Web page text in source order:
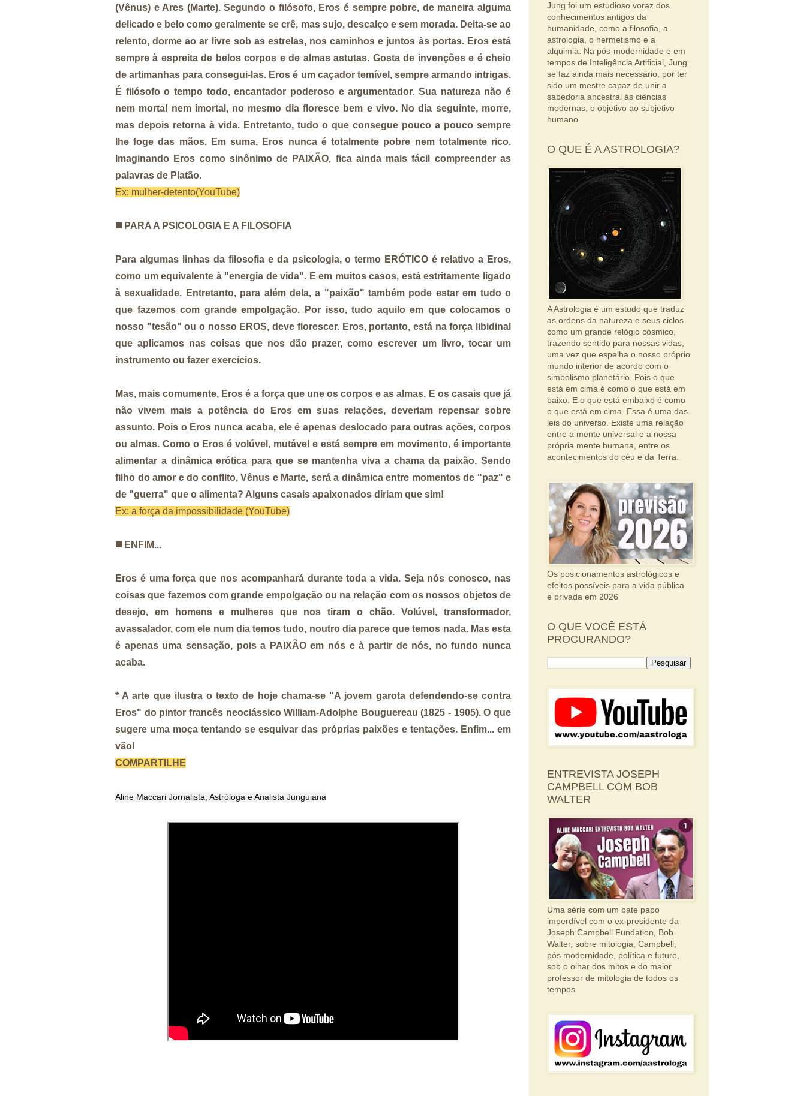
(Vênus) e Ares (Marte). Segundo o filósofo, Eros é sempre pobre, de maneira alguma
delicado e belo como geralmente se crê, mas sujo, descalço e sem morada. Deita-se ao
relento, dorme ao ar livre sob as estrelas, nos caminhos e juntos às portas. Eros está
sempre à espreita de belos corpos e de almas astutas. Gosta de invenções e é cheio
de artimanhas para consegui-las. Eros é um caçador temível, sempre armando intrigas.
É filósofo o tempo todo, encantador poderoso e argumentador. Sua natureza não é
nem mortal nem imortal, no mesmo dia floresce bem e vivo. No dia seguinte, morre,
mas depois retorna à vida. Entretanto, tudo o que consegue pouco a pouco sempre
lhe foge das mãos. Em suma, Eros nunca é totalmente pobre nem totalmente rico.
Imaginando Eros como sinônimo de PAIXÃO, fica ainda mais fácil compreender as
palavras de Platão.
Ex: mulher-detento(YouTube)
◼️ PARA A PSICOLOGIA E A FILOSOFIA
Para algumas linhas da filosofia e da psicologia, o termo ERÓTICO é relativo a Eros,
como um equivalente à "energia de vida". E em muitos casos, está estritamente ligado
à sexualidade. Entretanto, para além dela, a "paixão" também pode estar em tudo o
que fazemos com grande empolgação. Por isso, tudo aquilo em que colocamos o
nosso "tesão" ou o nosso EROS, deve florescer. Eros, portanto, está na força libidinal
que aplicamos nas coisas que nos dão prazer, como escrever um livro, tocar um
instrumento ou fazer exercícios.
Mas, mais comumente, Eros é a força que une os corpos e as almas. E os casais que já
não vivem mais a potência do Eros em suas relações, deveriam repensar sobre
assunto. Pois o Eros nunca acaba, ele é apenas deslocado para outras ações, corpos
ou almas. Como o Eros é volúvel, mutável e está sempre em movimento, é importante
alimentar a dinâmica erótica para que se mantenha viva a chama da paixão. Sendo
filho do amor e do conflito, Vênus e Marte, será a dinâmica entre momentos de "paz" e
de "guerra" que o alimenta? Alguns casais apaixonados diriam que sim!
Ex: a força da impossibilidade (YouTube)
◼️ ENFIM...
Eros é uma força que nos acompanhará durante toda a vida. Seja nós conosco, nas
coisas que fazemos com grande empolgação ou na relação com os nossos objetos de
desejo, em homens e mulheres que nos tiram o chão. Volúvel, transformador,
avassalador, com ele num dia temos tudo, noutro dia parece que temos nada. Mas esta
é apenas uma sensação, pois a PAIXÃO em nós e à partir de nós, no fundo nunca
acaba.
* A arte que ilustra o texto de hoje chama-se "A jovem garota defendendo-se contra
Eros" do pintor francês neoclássico William-Adolphe Bouguereau (1825 - 1905). O que
sugere uma moça tentando se esquivar das próprias paixões e tentações. Enfim... em
vão!
COMPARTILHE
Aline Maccari Jornalista, Astróloga e Analista Junguiana
Jung foi um estudioso voraz dos
conhecimentos antigos da
humanidade, como a filosofia, a
astrologia, o hermetismo e a
alquimia. Na pós-modernidade e em
tempos de Inteligência Artificial, Jung
se faz ainda mais necessário, por ter
sido um mestre capaz de unir a
sabedoria ancestral às ciências
modernas, o objetivo ao subjetivo
humano.
O QUE É A ASTROLOGIA?
A Astrologia é um estudo que traduz
as ordens da natureza e seus ciclos
como um grande relógio cósmico,
trazendo sentido para nossas vidas,
uma vez que espelha o nosso próprio
mundo interior de acordo com o
simbolismo planetário. Pois o que
está em cima é como o que está em
baixo. E o que está embaixo é como
o que está em cima. Essa é uma das
leis do universo. Existe uma relação
entre a mente universal e a nossa
própria mente humana, entre os
acontecimentos do céu e da Terra.
Os posicionamentos astrológicos e
efeitos possíveis para a vida pública
e privada em 2026
O QUE VOCÊ ESTÁ
PROCURANDO?
ENTREVISTA JOSEPH
CAMPBELL COM BOB
WALTER
Uma série com um bate papo
imperdível com o ex-presidente da
Joseph Campbell Fundation, Bob
Walter, sobre mitologia, Campbell,
pós modernidade, política e futuro,
sob o olhar dos mitos e do maior
professor de mitologia de todos os
tempos